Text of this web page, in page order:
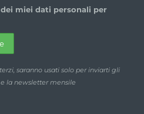
miei dati personali per
saranno usati solo per inviarti gli
la newsletter mensile